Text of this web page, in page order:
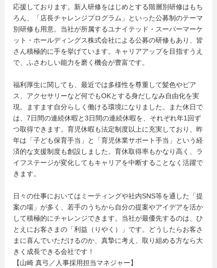
応援しております。新人研修をはじめとする階層別研修はもち
ろん、「店長チャレンジプログラム」といった公募制のテーマ
別研修も用意。当社が所属するユナイテッド・スーパーマーケ
ット・ホールディングス株式会社による公募の研修もあり、皆
さん積極的に手を挙げています。キャリアアップを目指すうえ
で、ふさわしい能力を磨く機会が豊富です。
福利厚生に関しても、最近では多様性を尊重して髪色やピア
ス、アクセサリーなど何でもOKとする身だしなみ自由化を実
現。ますます自分らしく働ける環境になりました。また休日で
は、7日間の連続休暇と3日間の連続休暇を、それぞれ年1回ず
つ取得できます。育児休暇も法定制度以上に充実しており、昨
年は「子ども保育手当」と「育児休業サポート手当」という経
済的な支援制度も創設しました。育休取得率もかなり高く、ラ
イフステージが変化してもキャリアを中断することなく活躍で
きます。
日々の仕事においてはミーティングや社内SNS等を通した「提
案の場」が多く、若手のうちから自分の提案やアイデアを活か
して積極的にチャレンジできます。当社が最優先するのは、ひ
とえにお客さまの「利益（りやく）」です。どうしたらお客さ
まに喜んでいただけるのか、真摯に考え、取り組める方なら大
きく成長できる会社です！
【山崎 真弓／人事採用担当マネジャー】